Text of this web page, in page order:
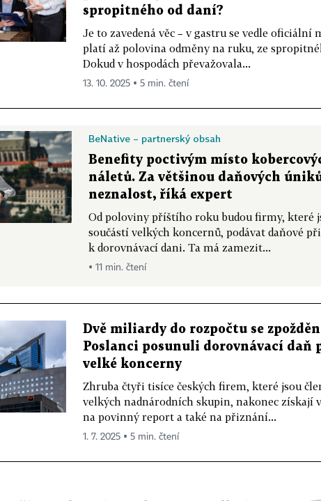
spropitného od daní?
Je to zavedená věc – v gastru se vedle oficiální
platí až polovina odměny na ruku, ze
Dokud v hospodách převažovala...
13. 10. 2025 ▪ 5 min. čtení
BeNative – partnerský obsah
Benefity poctivým místo
náletů. Za většinou daňových
neznalost, říká expert
Od poloviny příštího roku budou firmy, které
součástí velkých koncernů, podávat daňové
k dorovnávací dani. Ta má zamezit...
▪ 11 min. čtení
Dvě miliardy do rozpočtu se
Poslanci posunuli dorovnávací daň
velké koncerny
Zhruba čtyři tisíce českých firem, které jsou
velkých nadnárodních skupin, nakonec získají
na povinný report a také na přiznání...
1. 7. 2025 ▪ 5 min. čtení